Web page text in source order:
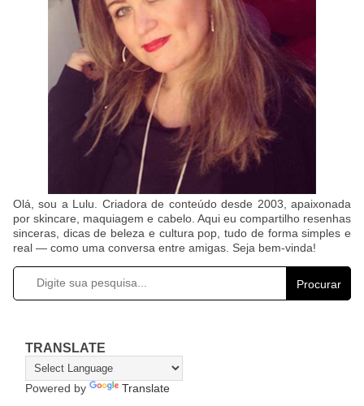
Olá, sou a Lulu. Criadora de conteúdo desde 2003, apaixonada
por skincare, maquiagem e cabelo. Aqui eu compartilho resenhas
sinceras, dicas de beleza e cultura pop, tudo de forma simples e
real — como uma conversa entre amigas. Seja bem-vinda!
Procurar
TRANSLATE
Powered by Translate